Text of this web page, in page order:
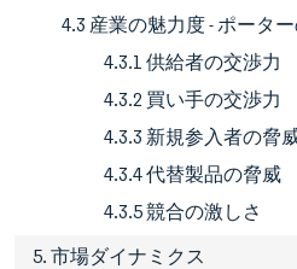
4.3 産業の魅力度 - ポータ
4.3.1 供給者の交渉力
4.3.2 買い手の交渉力
4.3.3 新規参入者の脅
4.3.4 代替製品の脅威
4.3.5 競合の激しさ
5. 市場ダイナミクス